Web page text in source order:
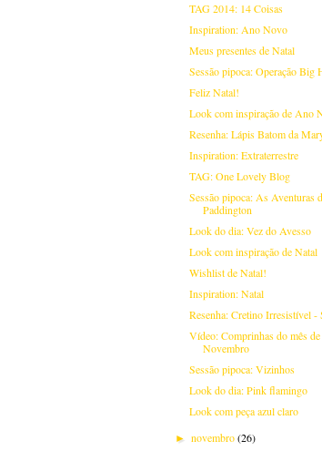
TAG 2014: 14 Coisas
Inspiration: Ano Novo
Meus presentes de Natal
Sessão pipoca: Operação Big
Feliz Natal!
Look com inspiração de Ano
Resenha: Lápis Batom da
Inspiration: Extraterrestre
TAG: One Lovely Blog
Sessão pipoca: As Aventuras
Paddington
Look do dia: Vez do Avesso
Look com inspiração de Natal
Wishlist de Natal!
Inspiration: Natal
Resenha: Cretino Irresistível -
Vídeo: Comprinhas do mês de
Novembro
Sessão pipoca: Vizinhos
Look do dia: Pink flamingo
Look com peça azul claro
►novembro(26)